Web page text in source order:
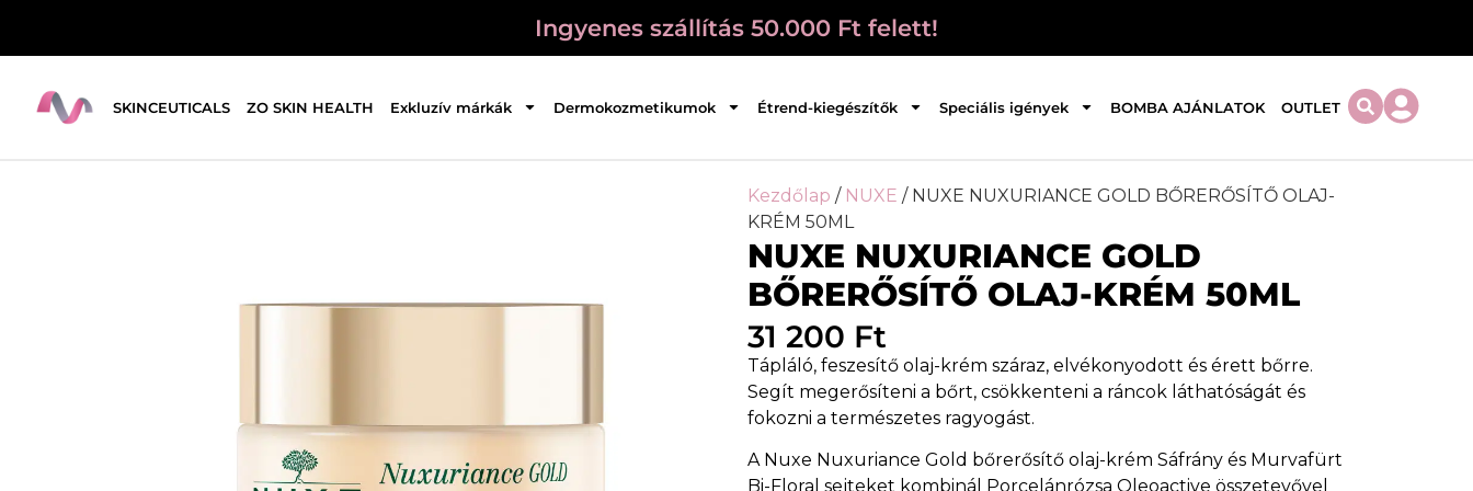
Ingyenes szállítás 50.000 Ft felett!
SKINCEUTICALS ZO SKIN HEALTH Exkluzív márkák Dermokozmetikumok Étrend-kiegészítők Speciális igények BOMBA AJÁNLATOK OUTLET
Kezdőlap / NUXE / NUXE NUXURIANCE GOLD BŐRERŐSÍTŐ OLAJ-
KRÉM 50ML
NUXE NUXURIANCE GOLD
BŐRERŐSÍTŐ OLAJ-KRÉM 50ML
31 200 Ft
Tápláló, feszesítő olaj-krém száraz, elvékonyodott és érett bőrre.
Segít megerősíteni a bőrt, csökkenteni a ráncok láthatóságát és
fokozni a természetes ragyogást.
A Nuxe Nuxuriance Gold bőrerősítő olaj-krém Sáfrány és Murvafürt
Bi-Floral sejteket kombinál Porcelánrózsa Oleoactive összetevővel